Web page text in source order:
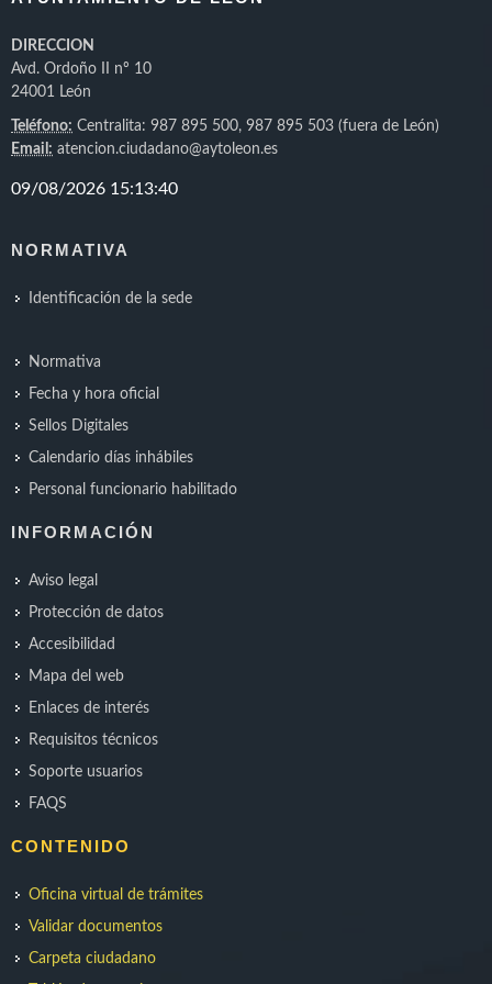
DIRECCION
Avd. Ordoño II nº 10
24001 León
Teléfono: Centralita: 987 895 500, 987 895 503 (fuera de León)
Email: atencion.ciudadano@aytoleon.es
NORMATIVA
Identificación de la sede
Normativa
Fecha y hora oficial
Sellos Digitales
Calendario días inhábiles
Personal funcionario habilitado
INFORMACIÓN
Aviso legal
Protección de datos
Accesibilidad
Mapa del web
Enlaces de interés
Requisitos técnicos
Soporte usuarios
FAQS
CONTENIDO
Oficina virtual de trámites
Validar documentos
Carpeta ciudadano